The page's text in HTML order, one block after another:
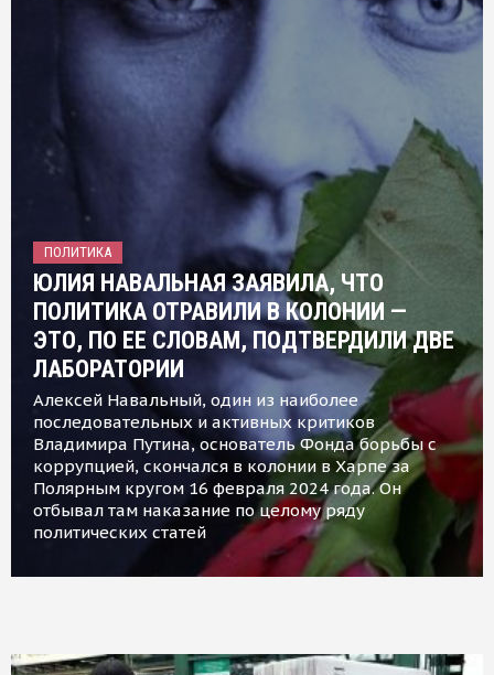
ПОЛИТИКА
ЮЛИЯ НАВАЛЬНАЯ ЗАЯВИЛА, ЧТО
ПОЛИТИКА ОТРАВИЛИ В КОЛОНИИ —
ЭТО, ПО ЕЕ СЛОВАМ, ПОДТВЕРДИЛИ ДВЕ
ЛАБОРАТОРИИ
Алексей Навальный, один из наиболее
последовательных и активных критиков
Владимира Путина, основатель Фонда борьбы с
коррупцией, скончался в колонии в Харпе за
Полярным кругом 16 февраля 2024 года. Он
отбывал там наказание по целому ряду
политических статей